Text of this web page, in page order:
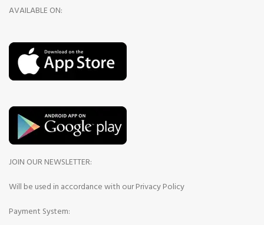
AVAILABLE ON:
JOIN OUR NEWSLETTER:
Will be used in accordance with our Privacy Policy
Payment System: